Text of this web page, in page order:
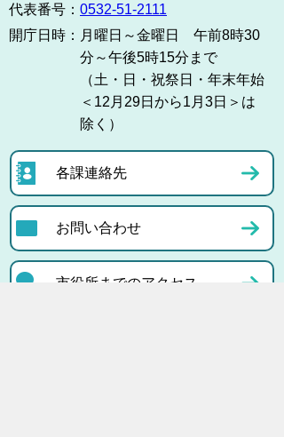
代表番号： 0532-51-2111
開庁日時： 月曜日～金曜日 午前8時30
分～午後5時15分まで
（土・日・祝祭日・年末年始
＜12月29日から1月3日＞は
除く）
各課連絡先
お問い合わせ
市役所までのアクセス